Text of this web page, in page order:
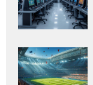
pentru
subtitlu
Adaugă
aici textul
pentru